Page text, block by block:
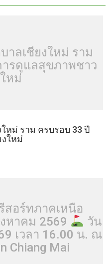
าลเชียงใหม่ ราม
รดูแลสุขภาพชาว
หม่
หม่ ราม ครบรอบ 33 ปี
ใหม่
อร์ทภาคเหนือ
หาคม 2569
วัน
เวลา 16.00 น. ณ
Chiang Mai